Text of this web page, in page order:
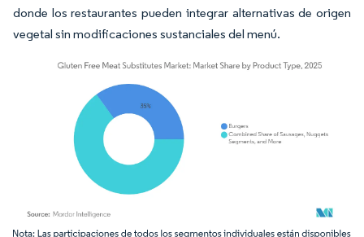
donde los restaurantes pueden integrar alternativas de origen
vegetal sin modificaciones sustanciales del menú.